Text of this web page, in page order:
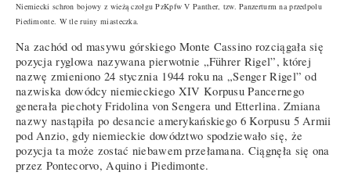
Niemiecki schron bojowy z wieżą czołgu PzKpfw V Panther, tzw. Panzerturm na przedpolu
Piedimonte. W tle ruiny miasteczka.
Na zachód od masywu górskiego Monte Cassino rozciągała się
pozycja ryglowa nazywana pierwotnie „Führer Rigel”, której
nazwę zmieniono 24 stycznia 1944 roku na „Senger Rigel” od
nazwiska dowódcy niemieckiego XIV Korpusu Pancernego
generała piechoty Fridolina von Sengera und Etterlina. Zmiana
nazwy nastąpiła po desancie amerykańskiego 6 Korpusu 5 Armii
pod Anzio, gdy niemieckie dowództwo spodziewało się, że
pozycja ta może zostać niebawem przełamana. Ciągnęła się ona
przez Pontecorvo, Aquino i Piedimonte.